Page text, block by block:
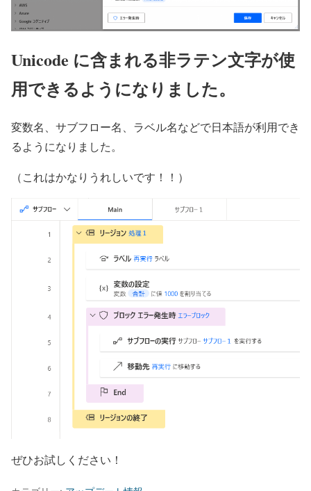
Unicode に含まれる非ラテン文字が使
用できるようになりました。
変数名、サブフロー名、ラベル名などで日本語が利用でき
るようになりました。
（これはかなりうれしいです！！）
ぜひお試しください！